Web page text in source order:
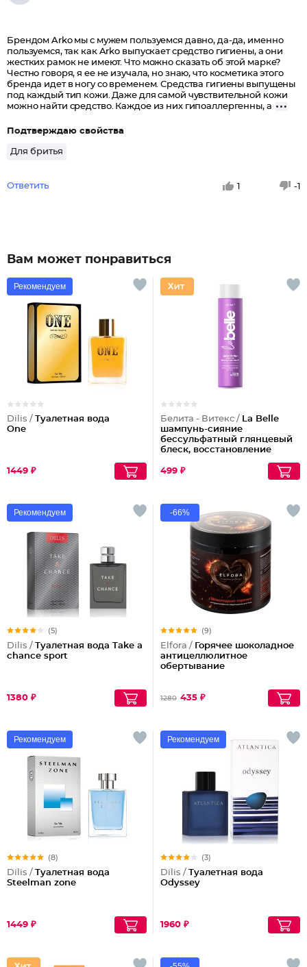
Брендом Arko мы с мужем пользуемся давно, да-да, именно
пользуемся, так как Arko выпускает средство гигиены, а они
жестких рамок не имеют. Что можно сказать об этой марке?
Честно говоря, я ее не изучала, но знаю, что косметика этого
бренда идет в ногу со временем. Средства гигиены выпущены
под каждый тип кожи. Даже для самой чувствительной кожи
можно найти средство. Каждое из них гипоаллергенны, а
Подтверждаю свойства
Для бритья
Ответить 1 -1
Вам может понравиться
Рекомендуем
Dilis / Туалетная вода
One
1449 ₽
Белита - Витекс / La Belle
шампунь-сияние
бессульфатный глянцевый
блеск, восстановление
499 ₽
Рекомендуем
(5)
Dilis / Туалетная вода Take a
chance sport
1380 ₽
-66%
(9)
Elfora / Горячее шоколадное
антицеллюлитное
обертывание
1280 435 ₽
Рекомендуем
(8)
Dilis / Туалетная вода
Steelman zone
1449 ₽
Рекомендуем
(3)
Dilis / Туалетная вода
Odyssey
1960 ₽